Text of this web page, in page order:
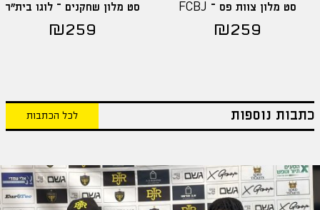
סט מלון צוות פס – FCBJ
₪259
סט מלון שחקנים – לוגו בית"ר
₪259
כתבות נוספות לכל הכתבות